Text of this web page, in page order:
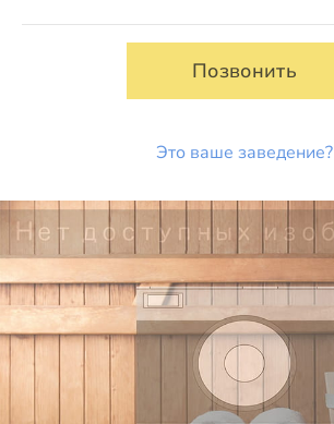
Позвонить
Это ваше заведение?